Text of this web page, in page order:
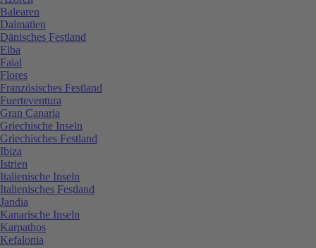
Balearen
Dalmatien
Dänisches Festland
Elba
Faial
Flores
Französisches Festland
Fuerteventura
Gran Canaria
Griechische Inseln
Griechisches Festland
Ibiza
Istrien
Italienische Inseln
Italienisches Festland
Jandia
Kanarische Inseln
Karpathos
Kefalonia